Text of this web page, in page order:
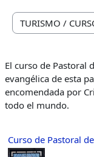
Categorías
El curso de Pastoral
evangélica de esta
encomendada por
todo el mundo.
Curso de Pastoral